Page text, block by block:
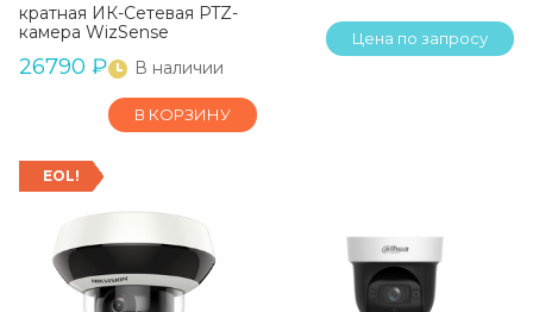
кратная ИК-Сетевая PTZ-
камера WizSense
26790 ₽ В наличии
В КОРЗИНУ
Цена по запросу
EOL!